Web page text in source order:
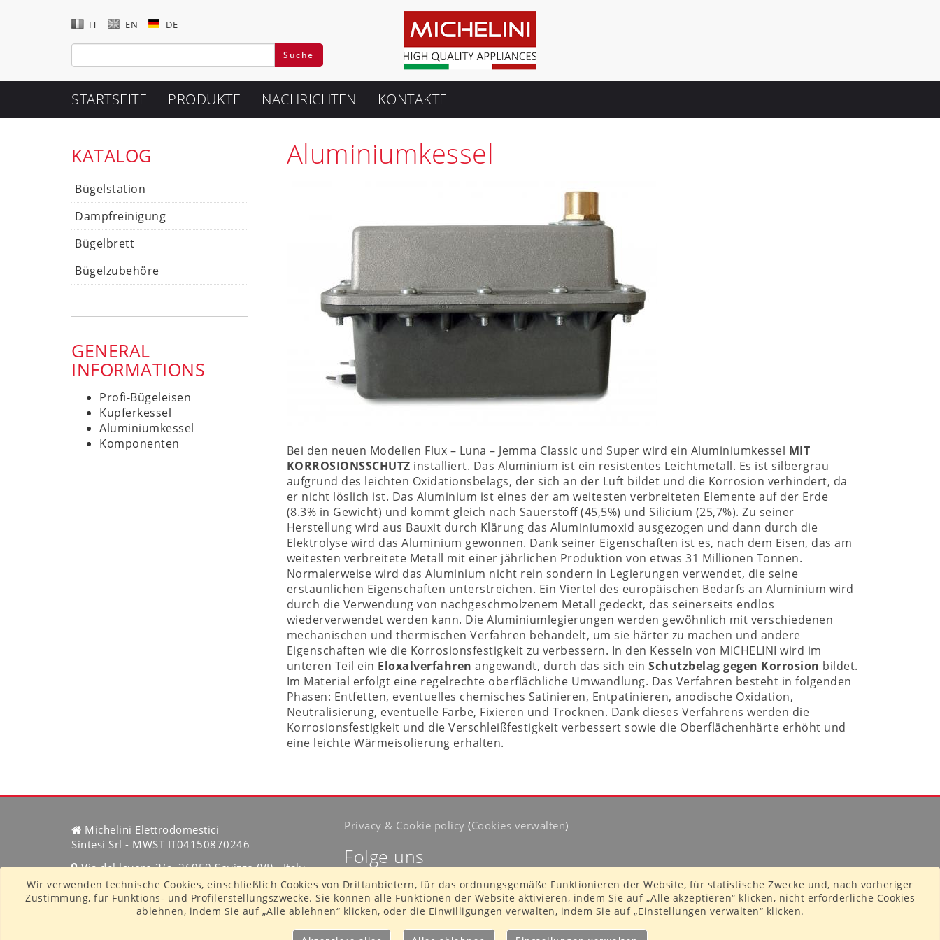
IT EN DE
STARTSEITE PRODUKTE NACHRICHTEN KONTAKTE
KATALOG
Bügelstation
Dampfreinigung
Bügelbrett
Bügelzubehöre
GENERAL
INFORMATIONS
Profi-Bügeleisen
Kupferkessel
Aluminiumkessel
Komponenten
Aluminiumkessel
Bei den neuen Modellen Flux – Luna – Jemma Classic und Super wird ein Aluminiumkessel MIT
KORROSIONSSCHUTZ installiert. Das Aluminium ist ein resistentes Leichtmetall. Es ist silbergrau
aufgrund des leichten Oxidationsbelags, der sich an der Luft bildet und die Korrosion verhindert, da
er nicht löslich ist. Das Aluminium ist eines der am weitesten verbreiteten Elemente auf der Erde
(8.3% in Gewicht) und kommt gleich nach Sauerstoff (45,5%) und Silicium (25,7%). Zu seiner
Herstellung wird aus Bauxit durch Klärung das Aluminiumoxid ausgezogen und dann durch die
Elektrolyse wird das Aluminium gewonnen. Dank seiner Eigenschaften ist es, nach dem Eisen, das am
weitesten verbreitete Metall mit einer jährlichen Produktion von etwas 31 Millionen Tonnen.
Normalerweise wird das Aluminium nicht rein sondern in Legierungen verwendet, die seine
erstaunlichen Eigenschaften unterstreichen. Ein Viertel des europäischen Bedarfs an Aluminium wird
durch die Verwendung von nachgeschmolzenem Metall gedeckt, das seinerseits endlos
wiederverwendet werden kann. Die Aluminiumlegierungen werden gewöhnlich mit verschiedenen
mechanischen und thermischen Verfahren behandelt, um sie härter zu machen und andere
Eigenschaften wie die Korrosionsfestigkeit zu verbessern. In den Kesseln von MICHELINI wird im
unteren Teil ein Eloxalverfahren angewandt, durch das sich ein Schutzbelag gegen Korrosion bildet.
Im Material erfolgt eine regelrechte oberflächliche Umwandlung. Das Verfahren besteht in folgenden
Phasen: Entfetten, eventuelles chemisches Satinieren, Entpatinieren, anodische Oxidation,
Neutralisierung, eventuelle Farbe, Fixieren und Trocknen. Dank dieses Verfahrens werden die
Korrosionsfestigkeit und die Verschleißfestigkeit verbessert sowie die Oberflächenhärte erhöht und
eine leichte Wärmeisolierung erhalten.
Michelini Elettrodomestici
Sintesi Srl - MWST IT04150870246
Via del lavoro 3/a, 36050 Sovizzo (VI) - Italy
Tel. (+39) 324 8162897
info@michelini.eu
Privacy & Cookie policy (Cookies verwalten)
Folge uns
Wir verwenden technische Cookies, einschließlich Cookies von Drittanbietern, für das ordnungsgemäße Funktionieren der Website, für statistische Zwecke und, nach vorheriger
Zustimmung, für Funktions- und Profilerstellungszwecke. Sie können alle Funktionen der Website aktivieren, indem Sie auf „Alle akzeptieren“ klicken, nicht erforderliche Cookies
ablehnen, indem Sie auf „Alle ablehnen“ klicken, oder die Einwilligungen verwalten, indem Sie auf „Einstellungen verwalten“ klicken.